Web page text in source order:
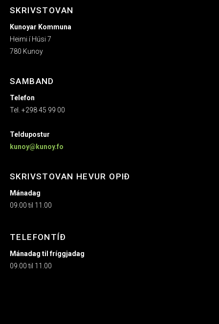
SKRIVSTOVAN
Kunoyar Kommuna
Heimi í Húsi 7
780 Kunoy
SAMBAND
Telefon
Tel. +298 45 99 00
Teldupostur
kunoy@kunoy.fo
SKRIVSTOVAN HEVUR OPIÐ
Mánadag
09.00 til 11.00
TELEFONTÍÐ
Mánadag til fríggjadag
09.00 til 11.00